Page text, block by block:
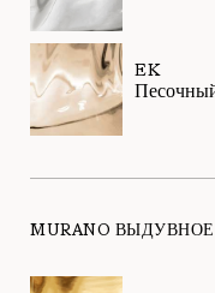
EK
MURANO